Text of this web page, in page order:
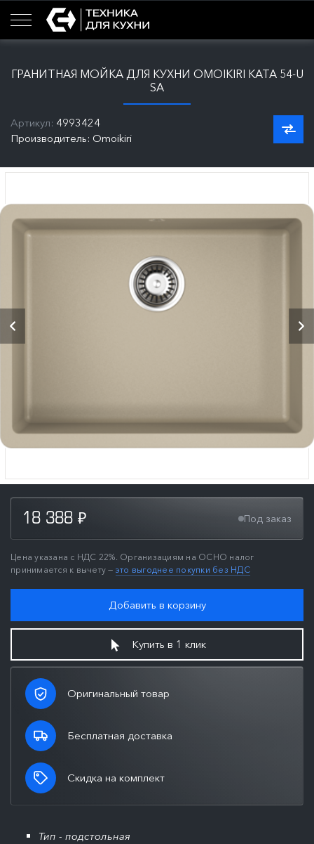
ГРАНИТНАЯ МОЙКА ДЛЯ КУХНИ OMOIKIRI KATA 54-U
SA
Артикул: 4993424
Производитель: Omoikiri
18 388 ₽ Под заказ
Цена указана с НДС 22%. Организациям на ОСНО налог
принимается к вычету — это выгоднее покупки без НДС
Добавить в корзину
Купить в 1 клик
Оригинальный товар
Бесплатная доставка
Скидка на комплект
Тип - подстольная